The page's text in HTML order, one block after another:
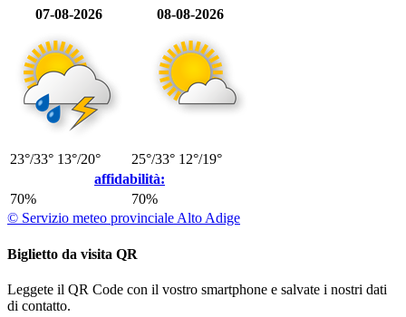
07-08-2026 08-08-2026
affidabilità:
70%
70%
23°/33° 13°/20° 25°/33° 12°/19°
© Servizio meteo provinciale Alto Adige
Biglietto da visita QR
Leggete il QR Code con il vostro smartphone e salvate i nostri dati
di contatto.